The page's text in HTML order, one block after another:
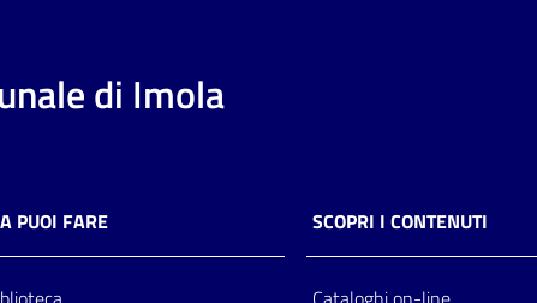
di Imola
PUOI FARE SCOPRI I CONTENUTI